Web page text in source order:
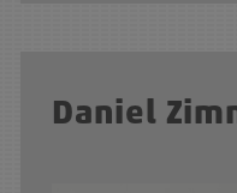
Daniel